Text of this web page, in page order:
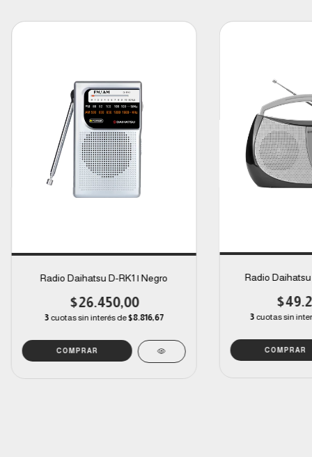
Radio Daihatsu D-RK1 | Negro
$26.450,00
3 cuotas sin interés de$8.816,67
Radio
3 cuotas sin